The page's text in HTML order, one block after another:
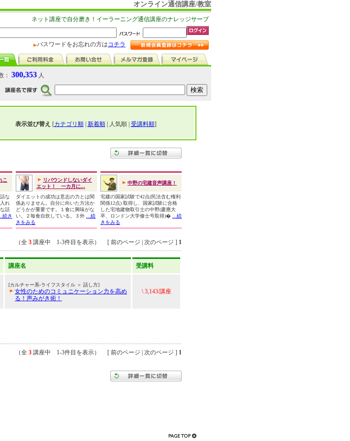
オンライン通信講座/教室
ネット講座で自分磨き！イーラーニング通信講座のナレッジサーブ
パスワードをお忘れの方はコチラ
： 300,353 人
表示並び替え [カテゴリ順| 新着順| 人気順 | 受講料順]
こ
な
れ
話
...続き
リバウンドしないダイ
エット！ 一カ月に...
ダイエットの成功は意志の力とは関
係ありません。自分に向いた方法か
どうかが重要です。１食に興味がな
い。２毎食自炊している。３外
...続
きをみる
中野の宅建音声講座！
宅建の国家試験で42点(民法含む権利
関係12点) 取得し、国家試験に合格
した宅地建物取引士の中野(慶應大
卒、ロンドン大学修士号取得)�
...続
きをみる
（全 3 講座中 1-3件目を表示） [ 前のページ | 次のページ ] 1
講座名 受講料
[カルチャー系-ライフスタイル ＞ 話し方]
女性のためのコミュニケーション力を高め
る！声みがき術！
\ 3,143/講座
（全 3 講座中 1-3件目を表示） [ 前のページ | 次のページ ] 1